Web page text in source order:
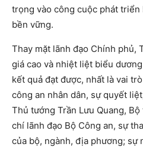
trọng vào công cuộc phát
bền vững.
Thay mặt lãnh đạo Chính phủ,
giá cao và nhiệt liệt biểu
kết quả đạt được, nhất là vai
công an nhân dân, sự quyết
Thủ tướng Trần Lưu Quang,
chí lãnh đạo Bộ Công an, sự
của bộ, ngành, địa phương; sự